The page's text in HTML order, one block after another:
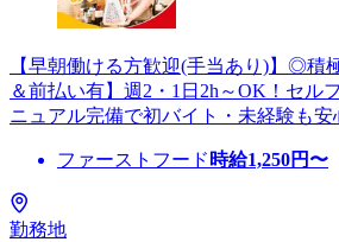
【早朝働ける方歓迎(手当あり)】◎積
＆前払い有】週2・1日2h～OK！セル
ニュアル完備で初バイト・未経験も安
ファーストフード 時給1,250円〜
勤務地